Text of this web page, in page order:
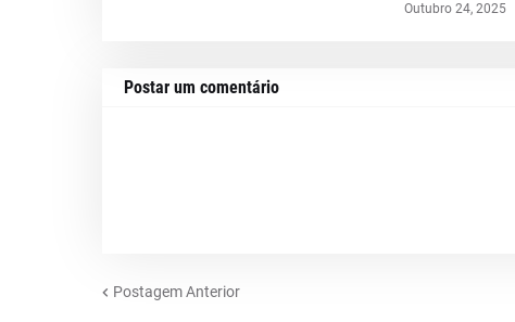
Outubro 24, 2025
Postar um comentário
Postagem Anterior